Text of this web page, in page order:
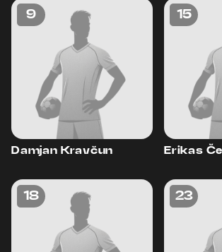
9
Damjan Kravčun
15
Erikas
18 23